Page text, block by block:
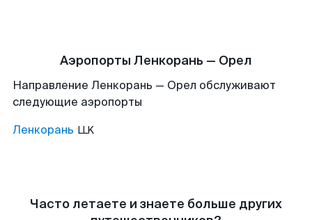
Аэропорты Ленкорань — Орел
Направление Ленкорань — Орел обслуживают
следующие аэропорты
Ленкорань LLK
Часто летаете и знаете больше других